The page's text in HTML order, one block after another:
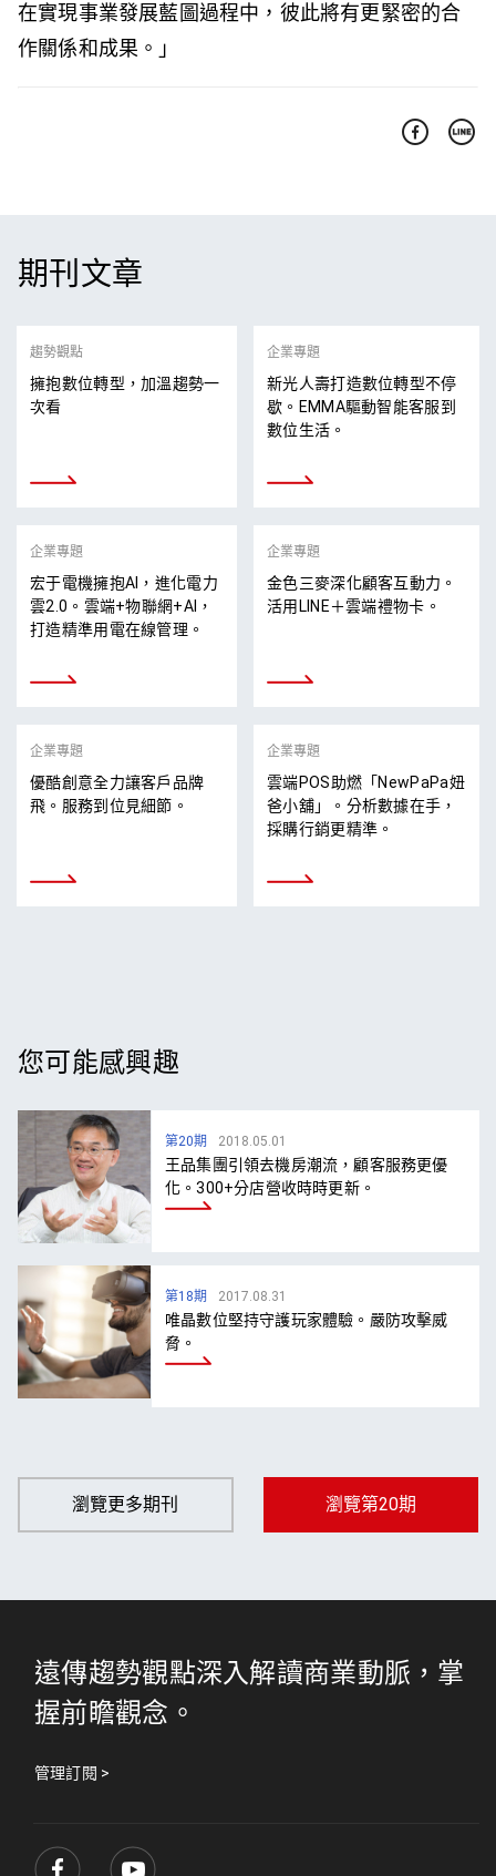
在實現事業發展藍圖過程中，彼此將有更緊密的合
作關係和成果。」
期刊文章
趨勢觀點
擁抱數位轉型，加溫趨勢一
次看
企業專題
新光人壽打造數位轉型不停
歇。EMMA驅動智能客服到
數位生活。
企業專題
宏于電機擁抱AI，進化電力
雲2.0。雲端+物聯網+AI，
打造精準用電在線管理。
企業專題
金色三麥深化顧客互動力。
活用LINE＋雲端禮物卡。
企業專題
優酷創意全力讓客戶品牌
飛。服務到位見細節。
企業專題
雲端POS助燃「NewPaPa妞
爸小舖」。分析數據在手，
採購行銷更精準。
您可能感興趣
第20期 2018.05.01
王品集團引領去機房潮流，顧客服務更優
化。300+分店營收時時更新。
第18期 2017.08.31
唯晶數位堅持守護玩家體驗。嚴防攻擊威
脅。
瀏覽更多期刊 瀏覽第20期
遠傳趨勢觀點深入解讀商業動脈，掌
握前瞻觀念。
管理訂閱 >